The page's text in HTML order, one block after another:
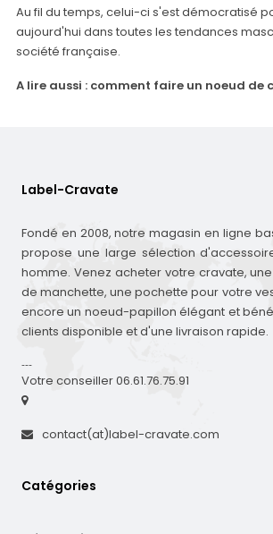
Au fil du temps, celui-ci s'est démocratisé
aujourd'hui dans toutes les tendances
société française.
A lire aussi : comment faire un noeud de
Label-Cravate
Fondé en 2008, notre magasin en ligne
propose une large sélection
homme. Venez acheter votre cravate,
de manchette, une pochette pour votre
encore un noeud-papillon élégant et
clients disponible et d'une livraison rapide.
---
Votre conseiller 06.61.76.75.91
contact(at)label-cravate.com
Catégories